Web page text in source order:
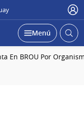
Desplegar
Menú Abrir
En BROU Por